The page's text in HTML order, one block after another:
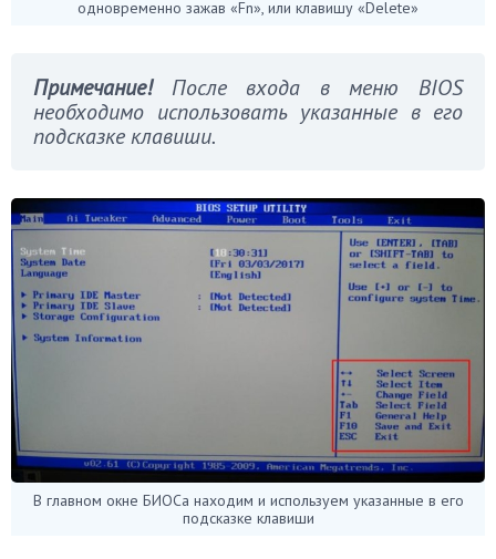
одновременно зажав «Fn», или клавишу «Delete»
Примечание! После входа в меню BIOS
необходимо использовать указанные в его
подсказке клавиши.
В главном окне БИОСа находим и используем указанные в его
подсказке клавиши